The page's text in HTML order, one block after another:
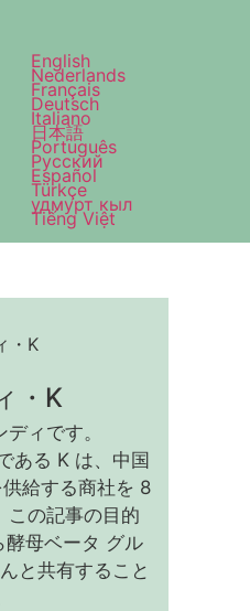
English
Nederlands
Français
Deutsch
Italiano
日本語
Português
Русский
Español
Türkçe
удмурт кыл
Tiếng Việt
・K
ィです。
ある K は、中国
給する商社を 8
この記事の目的
酵母ベータ グル
と共有すること